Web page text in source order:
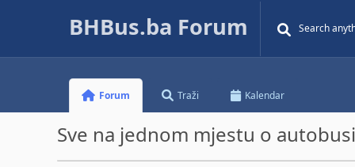
BHBus.ba Forum
Forum Traži Kalendar
Sve na jednom mjestu o